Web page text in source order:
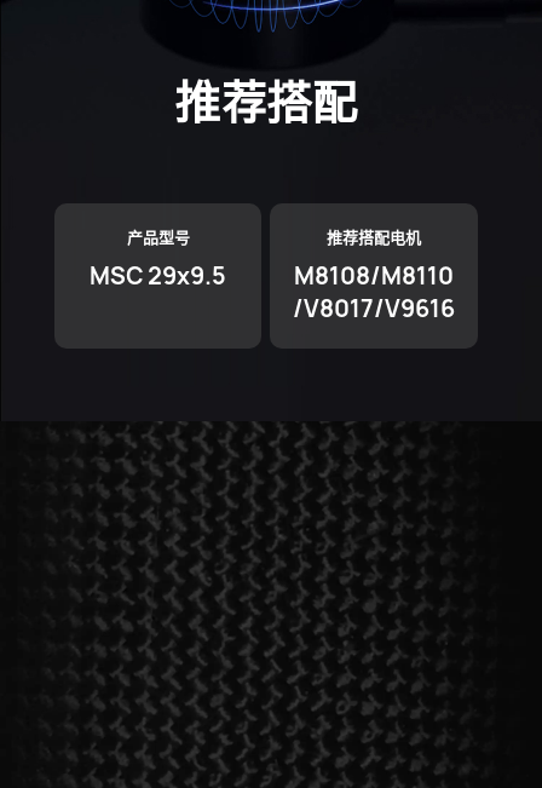
搭配好盈行业H系列电机
表现更优异
搭配磁路经过精心设计的好盈行业H系
列电机，将整套动力性能发挥得淋漓尽
致。
推荐搭配
产品型号
MSC 29x9.5
推荐搭配电机
M8108/M8110
/V8017/V9616